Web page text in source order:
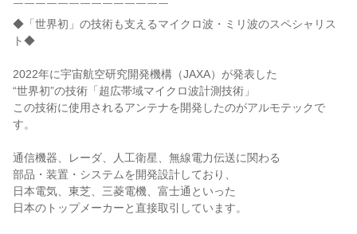
￣￣￣￣￣￣￣￣￣￣￣￣￣￣
◆「世界初」の技術も支えるマイクロ波・ミリ波のスペシャリス
ト◆
2022年に宇宙航空研究開発機構（JAXA）が発表した
“世界初”の技術「超広帯域マイクロ波計測技術」
この技術に使用されるアンテナを開発したのがアルモテックで
す。
通信機器、レーダ、人工衛星、無線電力伝送に関わる
部品・装置・システムを開発設計しており、
日本電気、東芝、三菱電機、富士通といった
日本のトップメーカーと直接取引しています。